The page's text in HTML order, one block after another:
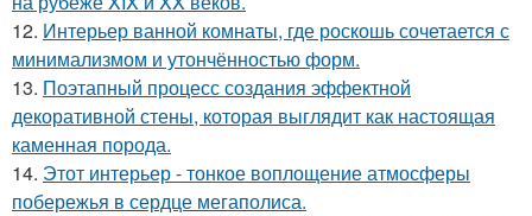
12. Интерьер ванной комнаты, где роскошь сочетается с
минимализмом и утончённостью форм.
13. Поэтапный процесс создания эффектной
декоративной стены, которая выглядит как настоящая
каменная порода.
14. Этот интерьер - тонкое воплощение атмосферы
побережья в сердце мегаполиса.